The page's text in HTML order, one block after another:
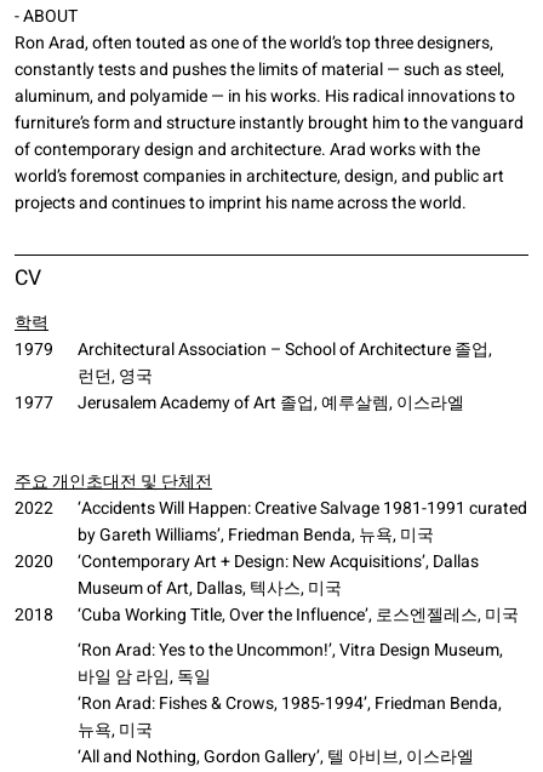
- ABOUT
Ron Arad, often touted as one of the world’s top three designers,
constantly tests and pushes the limits of material — such as steel,
aluminum, and polyamide — in his works. His radical innovations to
furniture’s form and structure instantly brought him to the vanguard
of contemporary design and architecture. Arad works with the
world’s foremost companies in architecture, design, and public art
projects and continues to imprint his name across the world.
CV
학력
1979
Architectural Association – School of Architecture 졸업,
런던, 영국
1977
Jerusalem Academy of Art 졸업, 예루살렘, 이스라엘
주요 개인초대전 및 단체전
2022
‘Accidents Will Happen: Creative Salvage 1981-1991 curated
by Gareth Williams’, Friedman Benda, 뉴욕, 미국
2020
‘Contemporary Art + Design: New Acquisitions’, Dallas
Museum of Art, Dallas, 텍사스, 미국
2018
‘Cuba Working Title, Over the Influence’, 로스엔젤레스, 미국
‘Ron Arad: Yes to the Uncommon!’, Vitra Design Museum,
바일 암 라임, 독일
‘Ron Arad: Fishes & Crows, 1985-1994’, Friedman Benda,
뉴욕, 미국
‘All and Nothing, Gordon Gallery’, 텔 아비브, 이스라엘